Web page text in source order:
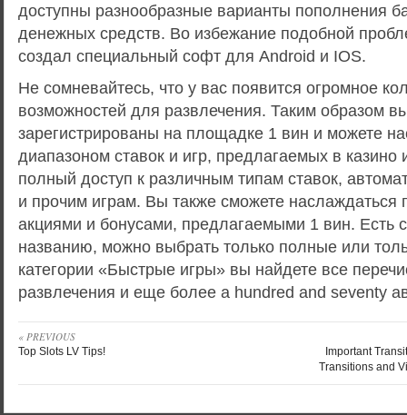
доступны разнообразные варианты пополнения
денежных средств. Во избежание подобной
создал специальный софт для Android и IOS.
Не сомневайтесь, что у вас появится огромное
возможностей для развлечения. Таким образом
зарегистрированы на площадке 1 вин и можете
диапазоном ставок и игр, предлагаемых в
полный доступ к различным типам ставок,
и прочим играм. Вы также сможете наслаждаться
акциями и бонусами, предлагаемыми 1 вин. Есть
названию, можно выбрать только полные или
категории «Быстрые игры» вы найдете все
развлечения и еще более a hundred and seventy
« PREVIOUS
Top Slots LV Tips!
Important
Transitions and